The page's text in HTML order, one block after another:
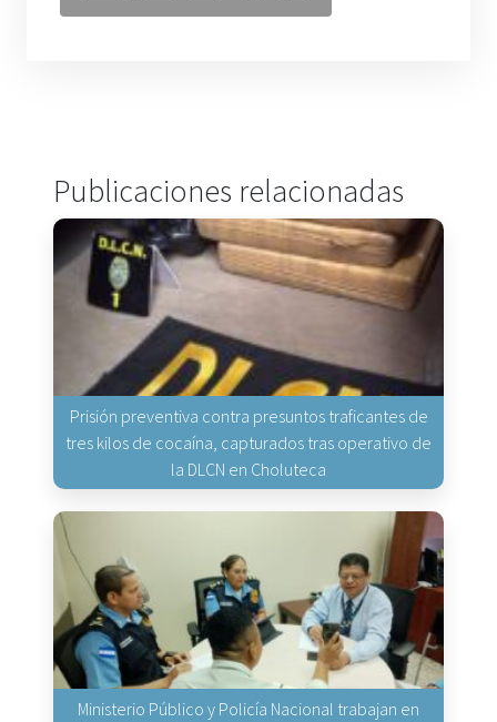
Publicaciones relacionadas
Prisión preventiva contra presuntos traficantes de
tres kilos de cocaína, capturados tras operativo de
la DLCN en Choluteca
Ministerio Público y Policía Nacional trabajan en